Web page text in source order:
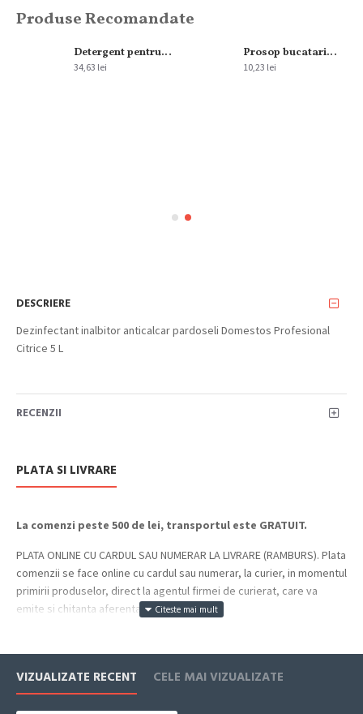
Produse Recomandate
Detergent pentru pardoseala Sano Floor Fresh Home Spa 2L
34,63 lei
Prosop bucatarie Alint 2str 220 foi
10,23 lei
DESCRIERE
Dezinfectant inalbitor anticalcar pardoseli Domestos Profesional
Citrice 5 L
RECENZII
PLATA SI LIVRARE
La comenzi peste 500 de lei, transportul este GRATUIT.
PLATA ONLINE CU CARDUL SAU NUMERAR LA LIVRARE (RAMBURS). Plata
comenzii se face online cu cardul sau numerar, la curier, in momentul
primirii produselor, direct la agentul firmei de curierat, care va
emite si chitanta aferenta incasarii.
VIZUALIZATE RECENT CELE MAI VIZUALIZATE